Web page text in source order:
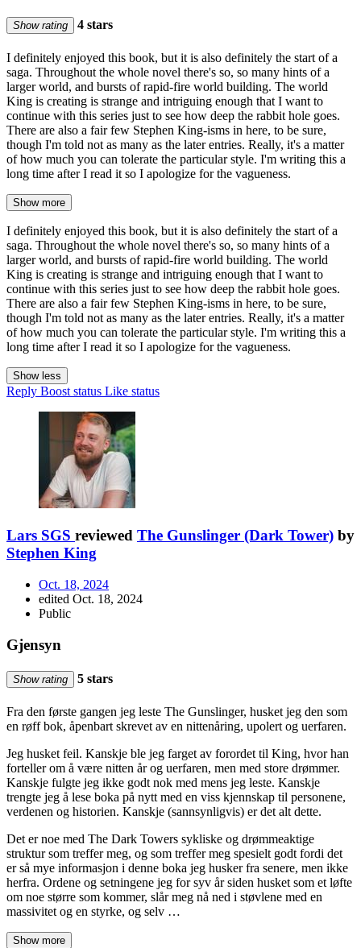
Show rating 4 stars
I definitely enjoyed this book, but it is also definitely the start of a
saga. Throughout the whole novel there's so, so many hints of a
larger world, and bursts of rapid-fire world building. The world
King is creating is strange and intriguing enough that I want to
continue with this series just to see how deep the rabbit hole goes.
There are also a fair few Stephen King-isms in here, to be sure,
though I'm told not as many as the later entries. Really, it's a matter
of how much you can tolerate the particular style. I'm writing this a
long time after I read it so I apologize for the vagueness.
Show more
I definitely enjoyed this book, but it is also definitely the start of a
saga. Throughout the whole novel there's so, so many hints of a
larger world, and bursts of rapid-fire world building. The world
King is creating is strange and intriguing enough that I want to
continue with this series just to see how deep the rabbit hole goes.
There are also a fair few Stephen King-isms in here, to be sure,
though I'm told not as many as the later entries. Really, it's a matter
of how much you can tolerate the particular style. I'm writing this a
long time after I read it so I apologize for the vagueness.
Show less
Reply Boost status Like status
Lars SGS reviewed The Gunslinger (Dark Tower) by
Stephen King
Oct. 18, 2024
edited Oct. 18, 2024
Public
Gjensyn
Show rating 5 stars
Fra den første gangen jeg leste The Gunslinger, husket jeg den som
en røff bok, åpenbart skrevet av en nittenåring, upolert og uerfaren.
Jeg husket feil. Kanskje ble jeg farget av forordet til King, hvor han
forteller om å være nitten år og uerfaren, men med store drømmer.
Kanskje fulgte jeg ikke godt nok med mens jeg leste. Kanskje
trengte jeg å lese boka på nytt med en viss kjennskap til personene,
verdenen og historien. Kanskje (sannsynligvis) er det alt dette.
Det er noe med The Dark Towers sykliske og drømmeaktige
struktur som treffer meg, og som treffer meg spesielt godt fordi det
er så mye informasjon i denne boka jeg husker fra senere, men ikke
herfra. Ordene og setningene jeg for syv år siden husket som et løfte
om noe større som kommer, slår meg nå ned i støvlene med en
massivitet og en styrke, og selv …
Show more